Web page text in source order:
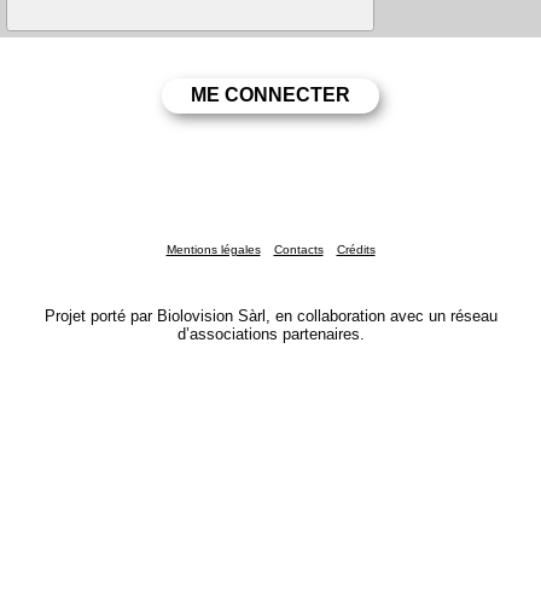
Mentions légales Contacts Crédits
Projet porté par Biolovision Sàrl, en collaboration avec un réseau
d’associations partenaires.